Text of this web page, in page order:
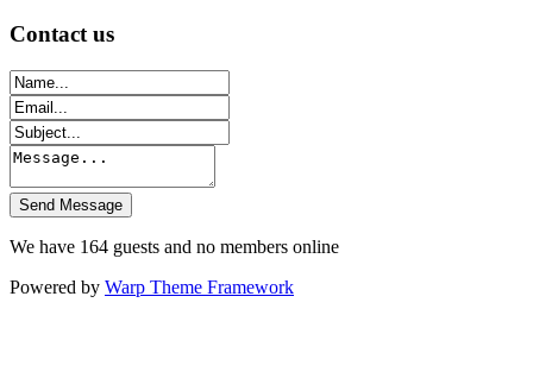
Contact us
We have 164 guests and no members online
Powered by Warp Theme Framework